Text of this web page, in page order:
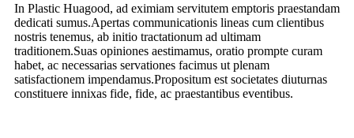
In Plastic Huagood, ad eximiam servitutem emptoris praestandam
dedicati sumus.Apertas communicationis lineas cum clientibus
nostris tenemus, ab initio tractationum ad ultimam
traditionem.Suas opiniones aestimamus, oratio prompte curam
habet, ac necessarias servationes facimus ut plenam
satisfactionem impendamus.Propositum est societates diuturnas
constituere innixas fide, fide, ac praestantibus eventibus.